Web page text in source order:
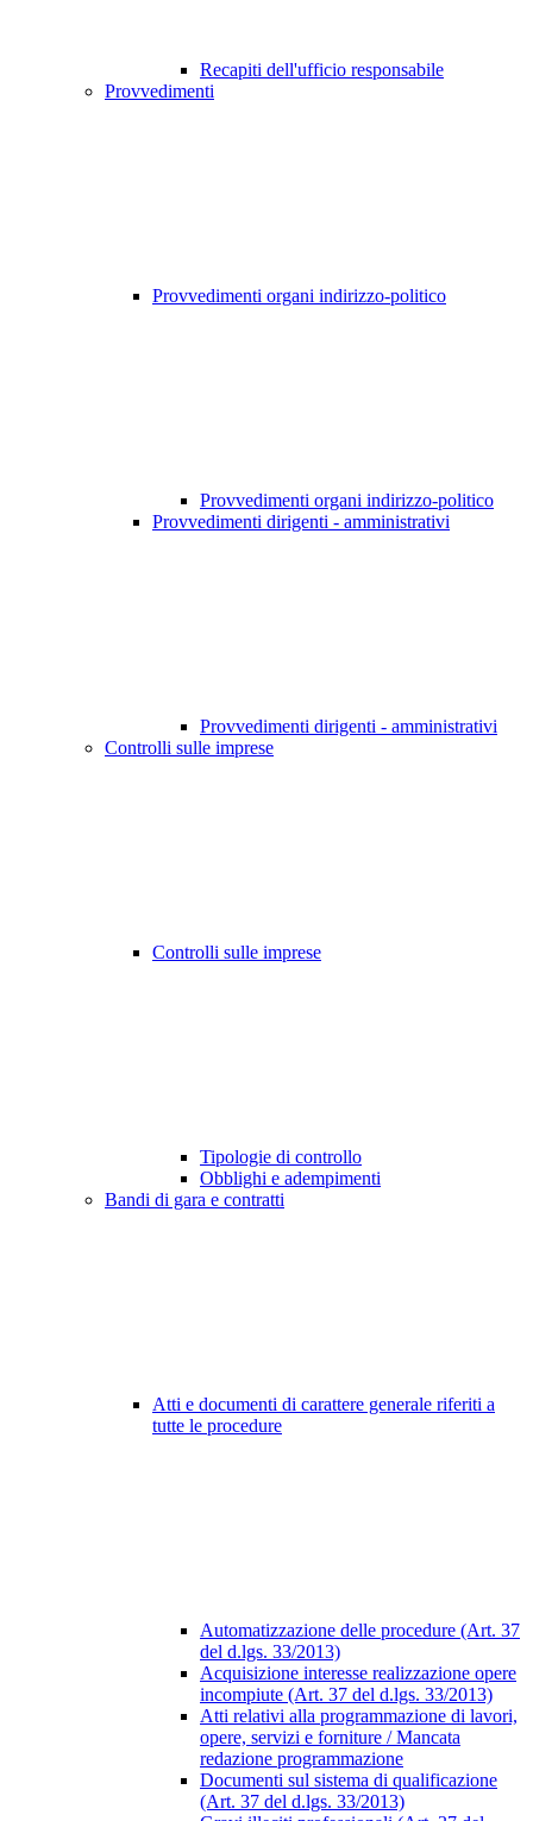
Recapiti dell'ufficio responsabile
Provvedimenti
Provvedimenti organi indirizzo-politico
Provvedimenti organi indirizzo-politico
Provvedimenti dirigenti - amministrativi
Provvedimenti dirigenti - amministrativi
Controlli sulle imprese
Controlli sulle imprese
Tipologie di controllo
Obblighi e adempimenti
Bandi di gara e contratti
Atti e documenti di carattere generale riferiti a
tutte le procedure
Automatizzazione delle procedure (Art. 37
del d.lgs. 33/2013)
Acquisizione interesse realizzazione opere
incompiute (Art. 37 del d.lgs. 33/2013)
Atti relativi alla programmazione di lavori,
opere, servizi e forniture / Mancata
redazione programmazione
Documenti sul sistema di qualificazione
(Art. 37 del d.lgs. 33/2013)